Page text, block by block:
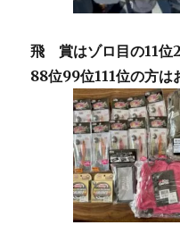
飛 賞はゾロ目の11位
88位99位111位の方は